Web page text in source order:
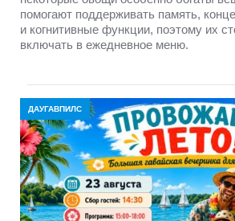
помогают поддерживать память,
и когнитивные функции, поэтому их
включать в ежедневное меню.
ДАУГАВПИЛС